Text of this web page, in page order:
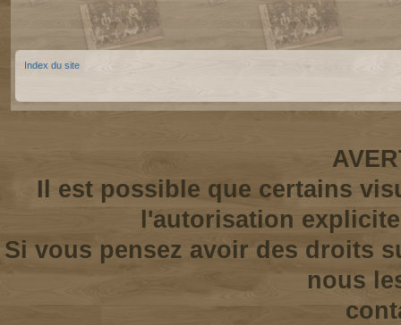
Index du site
Il est possible que certains
l'autorisation
Si vous pensez avoir des droits
nous